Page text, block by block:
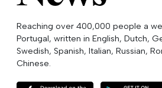
Reaching over 400,000 people a
Portugal, written in English, Dutch,
Swedish, Spanish, Italian, Russian,
Chinese.